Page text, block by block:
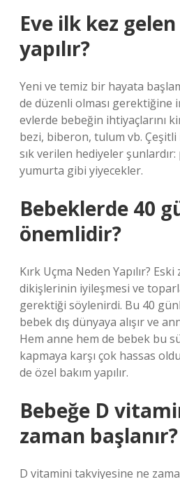
Eve ilk kez
yapılır?
Yeni ve temiz bir hayata
de düzenli olması gerektiğine
evlerde bebeğin ihtiyaçlarını
bezi, biberon, tulum vb.
sık verilen hediyeler
yumurta gibi yiyecekler.
Bebeklerde 40
önemlidir?
Kırk Uçma Neden Yapılır?
dikişlerinin iyileşmesi ve
gerektiği söylenirdi. Bu 40
bebek dış dünyaya alışır ve
Hem anne hem de bebek bu
kapmaya karşı çok hassas
de özel bakım yapılır.
Bebeğe D
zaman başlanır?
D vitamini takviyesine ne